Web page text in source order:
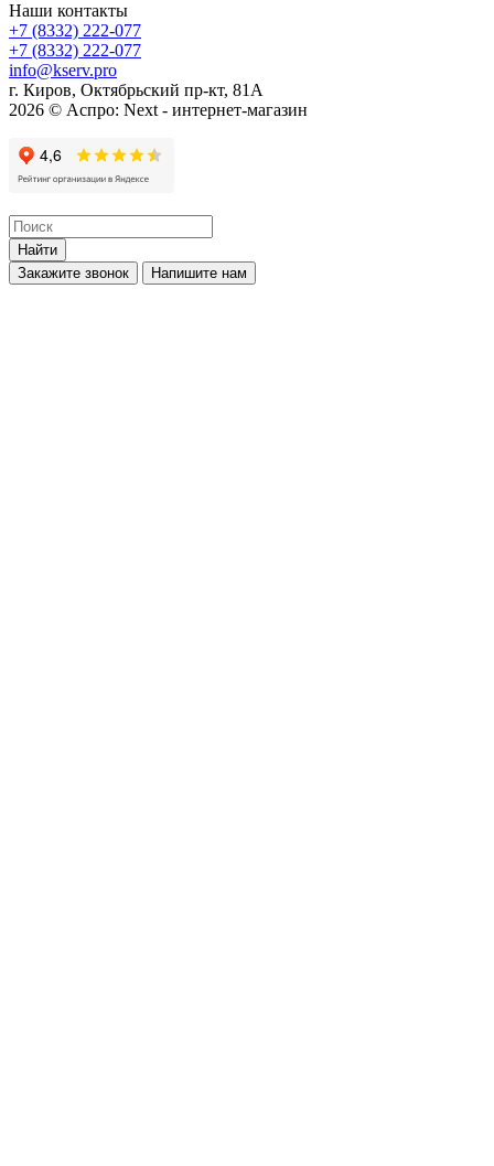
Наши контакты
+7 (8332) 222-077
+7 (8332) 222-077
info@kserv.pro
г. Киров, Октябрьский пр-кт, 81А
2026 © Аспро: Next - интернет-магазин
Найти
Закажите звонок
Напишите нам